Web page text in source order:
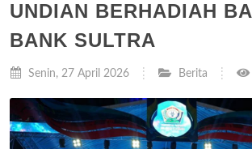
UNDIAN BERHADIAH
BANK SULTRA
Senin, 27 April 2026 Berita